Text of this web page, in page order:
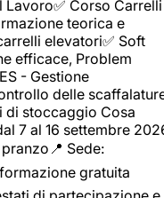
Lavoro✅ Corso Carrelli
teorica e
elevatori✅ Soft
efficace, Problem
- Gestione
delle
di stoccaggio Cosa
7 al 16 settembre
Sede:
gratuita